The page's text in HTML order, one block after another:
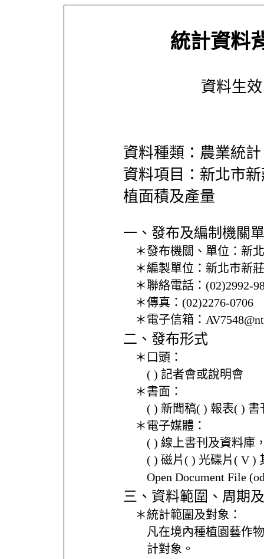
統計資料
資料生
資料種類：農業統計
資料項目：新北市
植面積及產量
一、發布及編制機關
＊發布機關、單位： 新
＊編製單位： 新北市新
＊聯絡電話： (02)2992-
＊傳真： (02)2276-0706
＊電子信箱：
二、發布形式
＊口頭：
( ) 記者會或說明會
＊書面：
( ) 新聞稿( ) 報表( ) 書
＊電子媒體：
( ) 線上書刊及資料庫
( ) 磁片( ) 光碟片( V )
Open Document File
三、資料範圍、周期
＊統計範圍及對象：
凡在境內種植園藝作
計對象。